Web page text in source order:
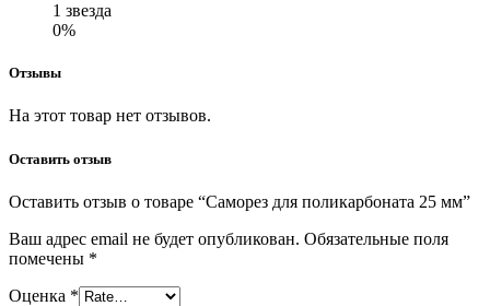
1 звезда
0%
Отзывы
На этот товар нет отзывов.
Оставить отзыв
Оставить отзыв о товаре “Саморез для поликарбоната 25 мм”
Ваш адрес email не будет опубликован. Обязательные поля
помечены *
Оценка *